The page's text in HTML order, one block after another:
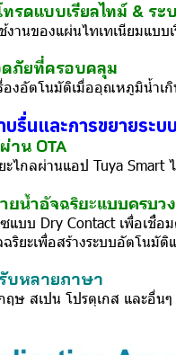
รดแบบเรียลไทม์ & ร
งานของแผ่นไทเทเนียมแบ
ภัยที่ครอบคลุม
องอัตโนมัติเมื่ออุณหภูมิน้ำ
บรื่นและการขยายระบ
าน OTA
ยะไกลผ่านแอป Tuya
ยน้ำอัจฉริยะแบบครบว
แบบ Dry Contact เพื่อเชื่
ริยะเพื่อสร้างระบบอัตโนมัติ
บหลายภาษา
ษ สเปน โปรตุเกส และอื่น